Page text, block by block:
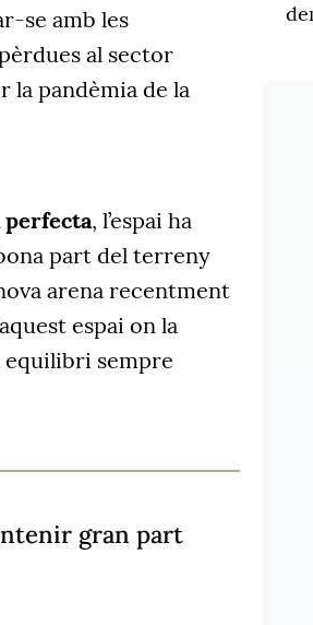
se amb les
al sector
la pandèmia de la
perfecta, l’espai ha
part del terreny
arena recentment
espai on la
equilibri sempre
gran part